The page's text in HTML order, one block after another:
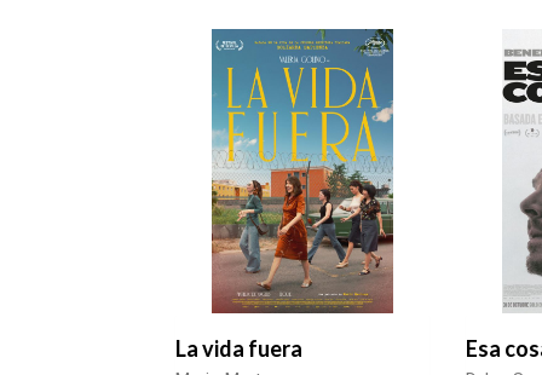
La vida fuera Esa